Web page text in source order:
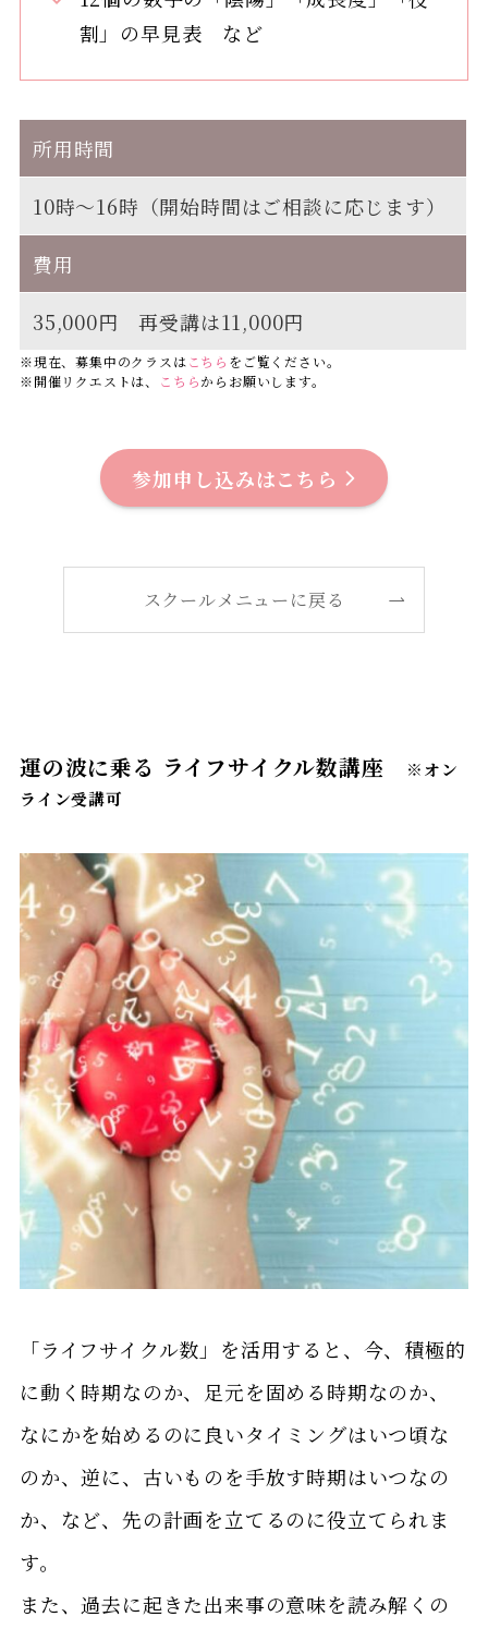
割」の早見表 など
所用時間
10時～16時（開始時間はご相談に応じます）
費用
35,000円 再受講は11,000円
※現在、募集中のクラスはこちら をご覧ください。
※開催リクエストは、
こちらからお願いします。
参加申し込みはこちら
スクールメニューに戻る
運の波に乗る ライフサイクル数講座
※オン
ライン受講可
「ライフサイクル数」を活用すると、今、積極的
に動く時期なのか、足元を固める時期なのか、
なにかを始めるのに良いタイミングはいつ頃な
のか、逆に、古いものを手放す時期はいつなの
か、など、先の計画を立てるのに役立てられま
す。
また、過去に起きた出来事の意味を読み解くの